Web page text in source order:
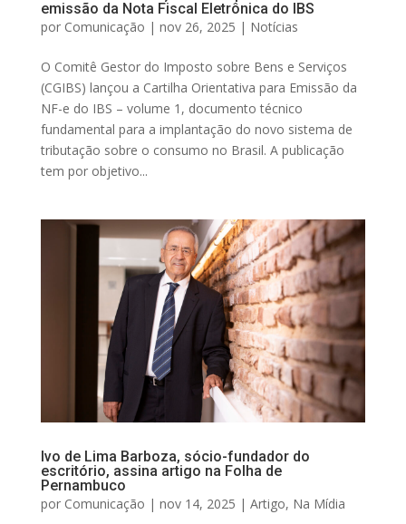
emissão da Nota Fiscal Eletrônica do IBS
por Comunicação | nov 26, 2025 | Notícias
O Comitê Gestor do Imposto sobre Bens e Serviços
(CGIBS) lançou a Cartilha Orientativa para Emissão da
NF-e do IBS – volume 1, documento técnico
fundamental para a implantação do novo sistema de
tributação sobre o consumo no Brasil. A publicação
tem por objetivo...
Ivo de Lima Barboza, sócio-fundador do
escritório, assina artigo na Folha de
Pernambuco
por Comunicação | nov 14, 2025 | Artigo, Na Mídia